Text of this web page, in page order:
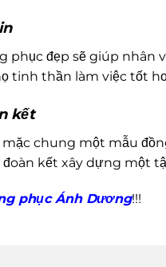
phục đẹp sẽ giúp
tinh thần làm việc tốt
kết
chung một mẫu
kết xây dựng một
phục Ánh Dương!!!